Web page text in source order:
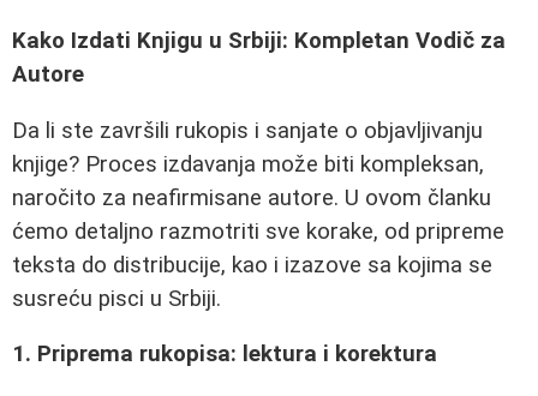
Kako Izdati Knjigu u Srbiji: Kompletan Vodič za
Autore
Da li ste završili rukopis i sanjate o objavljivanju
knjige? Proces izdavanja može biti kompleksan,
naročito za neafirmisane autore. U ovom članku
ćemo detaljno razmotriti sve korake, od pripreme
teksta do distribucije, kao i izazove sa kojima se
susreću pisci u Srbiji.
1. Priprema rukopisa: lektura i korektura